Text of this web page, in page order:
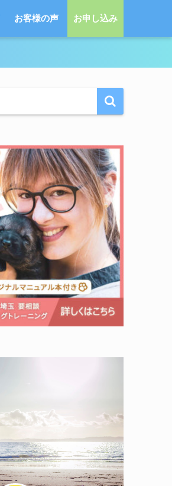
お客様の声 お申し込み